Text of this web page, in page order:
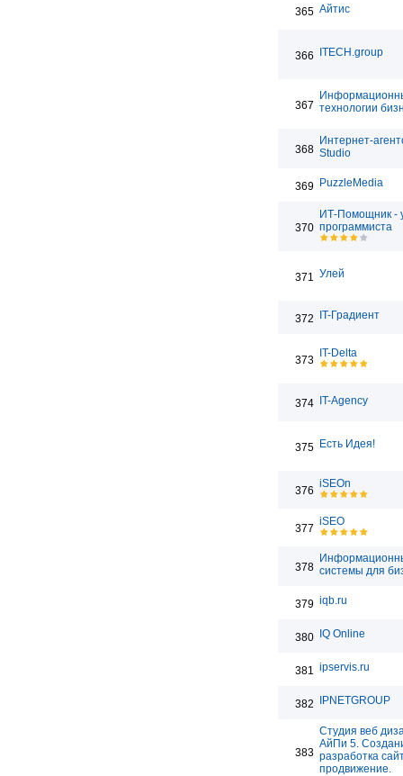
365 Айтис
366 ITECH.group
367 технологии
368
Интернет-
Studio
369 PuzzleMedia
370
ИТ-Помощник -
программиста
371 Улей
372 IT-Градиент
373
IT-Delta
374 IT-Agency
375 Есть Идея!
376
iSEOn
377
iSEO
378 системы для
379 iqb.ru
380 IQ Online
381 ipservis.ru
382 IPNETGROUP
383
Студия веб
АйПи 5.
разработка
продвижение.